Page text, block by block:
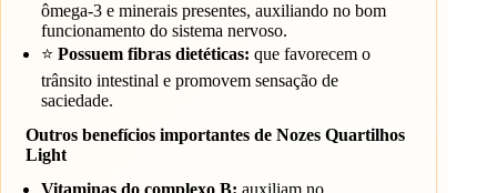
ômega-3 e minerais presentes, auxiliando no bom
funcionamento do sistema nervoso.
⭐Possuem fibras dietéticas: que favorecem o
trânsito intestinal e promovem sensação de
saciedade.
Outros benefícios importantes de Nozes Quartilhos
Light
Vitaminas do complexo B: auxiliam no